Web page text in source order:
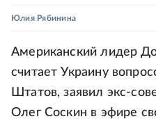
Юлия Рябинина
Американский лидер
считает Украину
Штатов, заявил экс-
Олег Соскин в эфире